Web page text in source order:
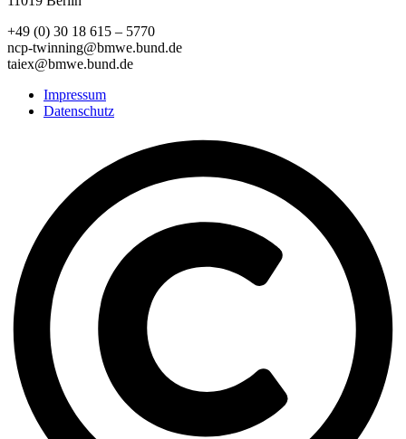
+49 (0) 30 18 615 – 5770
ncp-twinning@bmwe.bund.de
taiex@bmwe.bund.de
Impressum
Datenschutz